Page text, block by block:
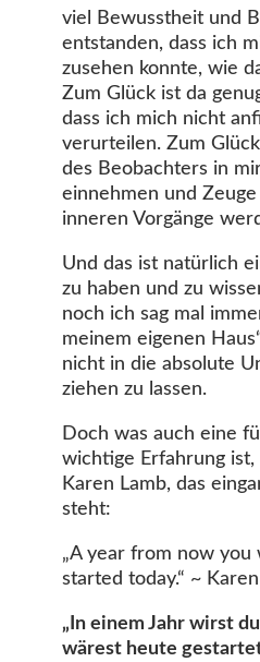
viel Bewusstheit und
entstanden, dass ich
zusehen konnte, wie
Zum Glück ist da
dass ich mich nicht
verurteilen. Zum
des Beobachters in
einnehmen und
inneren Vorgänge
Und das ist natürlich
zu haben und zu
noch ich sag mal
meinem eigenen
nicht in die absolute
ziehen zu lassen.
Doch was auch eine
wichtige Erfahrung ist,
Karen Lamb, das
steht:
„A year from now you
started today.“ ~
„In einem Jahr wirst
wärest heute